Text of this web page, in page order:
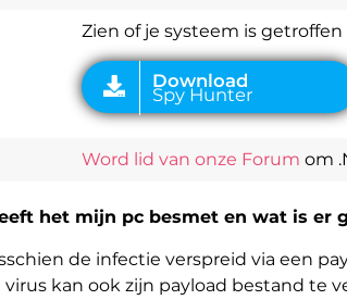
Zien of je systeem is
Word lid van onze Forum om
het mijn pc besmet en wat is er
de infectie verspreid via een
kan ook zijn payload bestand te